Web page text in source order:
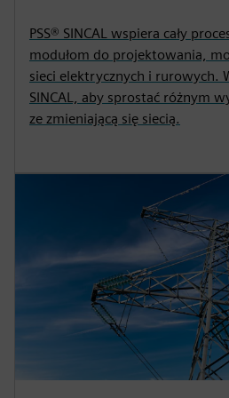
PSS® SINCAL wspiera cały
modułom do projektowania,
sieci elektrycznych i rurowych.
SINCAL, aby sprostać różnym
ze zmieniającą się siecią.